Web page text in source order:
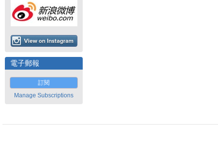
電子郵報
訂閱
Manage Subscriptions